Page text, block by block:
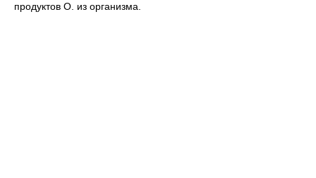
продуктов О. из организма.